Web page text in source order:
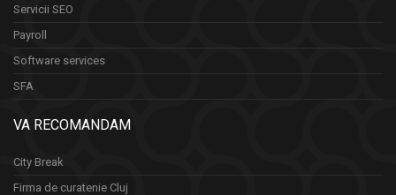
Servicii SEO
Payroll
Software services
SFA
VA RECOMANDAM
City Break
Firma de curatenie Cluj